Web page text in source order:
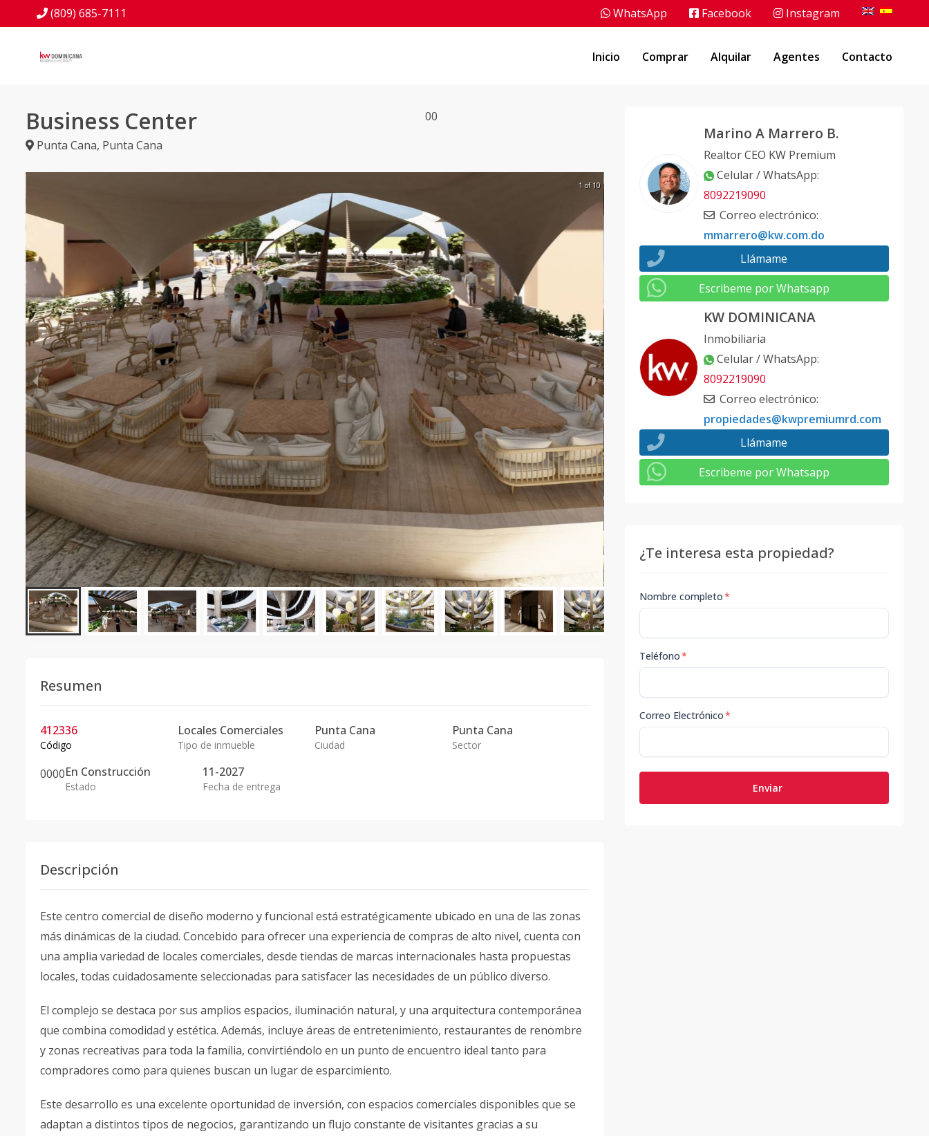
(809) 685-7111 WhatsApp Facebook Instagram
Inicio Comprar Alquilar Agentes Contacto
Business Center
Punta Cana, Punta Cana
00
1 of 10
Resumen
412336
Código
Locales Comerciales
Tipo de inmueble
Punta Cana
Ciudad
Punta Cana
Sector
0000En Construcción
Estado
11-2027
Fecha de entrega
Descripción
Este centro comercial de diseño moderno y funcional está estratégicamente ubicado en una de las zonas
más dinámicas de la ciudad. Concebido para ofrecer una experiencia de compras de alto nivel, cuenta con
una amplia variedad de locales comerciales, desde tiendas de marcas internacionales hasta propuestas
locales, todas cuidadosamente seleccionadas para satisfacer las necesidades de un público diverso.
El complejo se destaca por sus amplios espacios, iluminación natural, y una arquitectura contemporánea
que combina comodidad y estética. Además, incluye áreas de entretenimiento, restaurantes de renombre
y zonas recreativas para toda la familia, convirtiéndolo en un punto de encuentro ideal tanto para
compradores como para quienes buscan un lugar de esparcimiento.
Este desarrollo es una excelente oportunidad de inversión, con espacios comerciales disponibles que se
adaptan a distintos tipos de negocios, garantizando un flujo constante de visitantes gracias a su
Marino A Marrero B.
Realtor CEO KW Premium
Celular / WhatsApp:
8092219090
Correo electrónico:
mmarrero@kw.com.do
Llámame
Escribeme por Whatsapp
KW DOMINICANA
Inmobiliaria
Celular / WhatsApp:
8092219090
Correo electrónico:
propiedades@kwpremiumrd.com
Llámame
Escribeme por Whatsapp
¿Te interesa esta propiedad?
Nombre completo*
Teléfono*
Correo Electrónico*
Enviar